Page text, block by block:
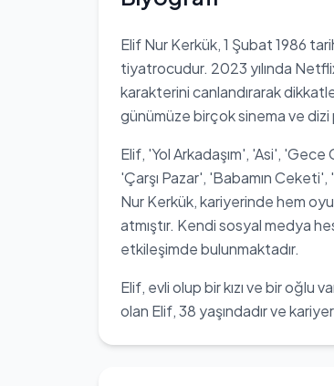
Elif Nur Kerkük, 1 Şubat 1986
tiyatrocudur. 2023 yılında
karakterini canlandırarak
günümüze birçok sinema ve
Elif, 'Yol Arkadaşım', 'Asi', 'Gece
'Çarşı Pazar', 'Babamın
Nur Kerkük, kariyerinde hem
atmıştır. Kendi sosyal medya
etkileşimde bulunmaktadır.
Elif, evli olup bir kızı ve bir oğlu
olan Elif, 38 yaşındadır ve